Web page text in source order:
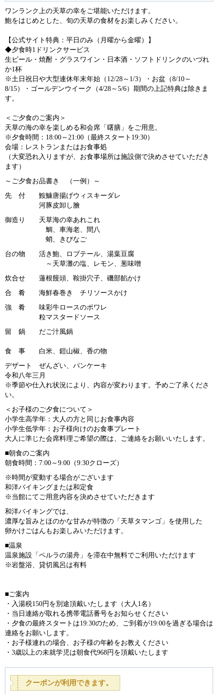
io
us
ワンランク上の天草の幸をご堪能いただけます。
鮑をはじめとした、旬の天草の食材をお楽しみください。
【公式サイト特典：平日のみ（月曜から金曜）】
◆夕食時1ドリンクサービス
生ビール・焼酎・グラスワイン・日本酒・ソフトドリンクのいづれ
か1杯
※土日祝日や大型連休年末年始（12/28～1/3）・お盆（8/10～
8/15）・ゴールデンウイーク（4/28～5/6）期間の上記特典は除きま
す。
＜ご夕食のご案内＞
天草の海の幸を楽しめる和会席「曙膳」をご用意。
※夕食時間：18:00～21:00（最終スタート19:30）
会場：レストランまたはお食事処
（大変恐れ入りますが、お食事場所は施設側で決めさせていただき
ます）
～ご夕食お品書き （一例）～
先 付 鮟鱇唐揚げウィスキーダレ
河豚皮卸し膾
御造り 天草海の幸あれこれ
鯛、車海老、間八
蛸、きびなご
台の物 活き鮑、ロブテール、湯葉豆腐
～天草灘の塩、レモン、葱味噌
炊合せ 蓮根饅頭、鞍掛穴子、磯部餡かけ
合 肴 海鮮春巻き チリソースかけ
強 肴 味彩牛ロースのポワレ
粒マスタードソース
留 鍋 だご汁風鍋
食 事 白米、鎧山椒、香の物
デザート ぜんざい、パンケーキ
令和八年三月
※季節や仕入れ状況により、内容が変わります。予めご了承くださ
い。
＜お子様のご夕食について＞
小学生高学年：大人の方と同じお食事内容
小学生低学年：お子様向けのお食事プレート
大人に準じた会席料理ご希望の際は、ご連絡をお願いいたします。
■朝食のご案内
朝食時間：7:00～9:00（9:30クローズ）
※時間が変動する場合がございます
和洋バイキングまたは和定食
※当館にてご用意内容を決めさせていただきます
和洋バイキングでは、
濃厚な旨みとほのかな甘みが特徴の「天草タマンゴ」を使用した
卵かけごはんもお楽しみいただけます。
■温泉
温泉施設「ペルラの湯舟」を滞在中無料でご利用いただけます
※岩盤浴、貸切風呂は有料
■ご案内
・入湯税150円を別途頂戴いたします（大人1名）
・当日連絡が取れる携帯電話番号をお知らせください
・夕食の最終スタートは19:30のため、ご到着が19:00を過ぎる場合は
連絡をお願いします。
・お子様連れの場合、お子様の年齢をお教えください
・3歳以上の未就学児は朝食代968円を頂戴いたします
クーポンが利用できます。